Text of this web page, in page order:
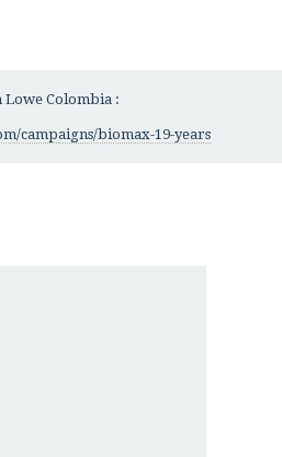
Colombia :
campaigns/biomax-19-years